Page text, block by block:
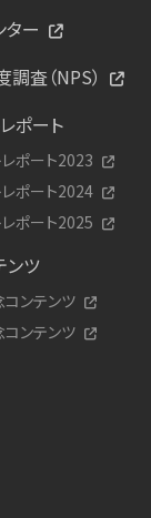
ター
査（NPS）
ポート
ポート2023
レポート2024
ポート2025
ンツ
ンテンツ
ンテンツ